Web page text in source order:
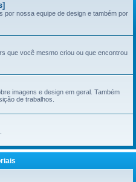
por nossa equipe de design e também por
que você mesmo criou ou que encontrou
imagens e design em geral. Também
de trabalhos.